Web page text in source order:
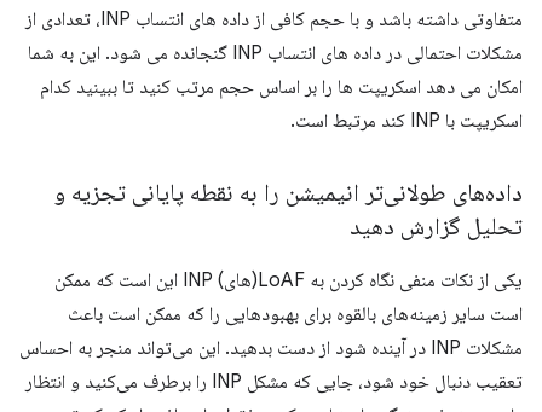
متفاوتی داشته باشد و با حجم کافی از داده های انتساب INP، تعدادی از
مشکلات احتمالی در داده های انتساب INP گنجانده می شود. این به شما
امکان می دهد اسکریپت ها را بر اساس حجم مرتب کنید تا ببینید کدام
اسکریپت با INP کند مرتبط است.
داده‌های طولانی‌تر انیمیشن را به نقطه پایانی تجزیه و
تحلیل گزارش دهید
یکی از نکات منفی نگاه کردن به LoAF(های) INP این است که ممکن
است سایر زمینه‌های بالقوه برای بهبودهایی را که ممکن است باعث
مشکلات INP در آینده شود از دست بدهید. این می‌تواند منجر به احساس
تعقیب دنبال خود شود، جایی که مشکل INP را برطرف می‌کنید و انتظار